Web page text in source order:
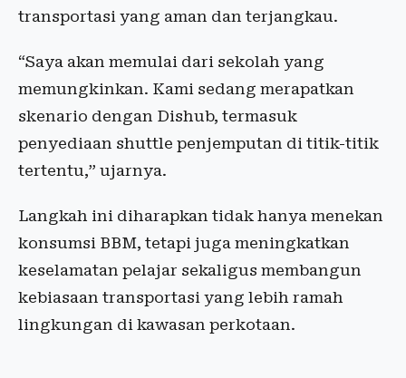
transportasi yang aman dan terjangkau.
“Saya akan memulai dari sekolah yang
memungkinkan. Kami sedang merapatkan
skenario dengan Dishub, termasuk
penyediaan shuttle penjemputan di titik-titik
tertentu,” ujarnya.
Langkah ini diharapkan tidak hanya menekan
konsumsi BBM, tetapi juga meningkatkan
keselamatan pelajar sekaligus membangun
kebiasaan transportasi yang lebih ramah
lingkungan di kawasan perkotaan.